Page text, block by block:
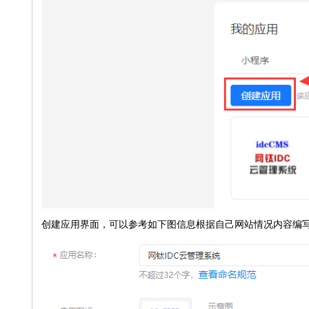
创建应用界面，可以参考如下图信息根据自己网站情况内容编